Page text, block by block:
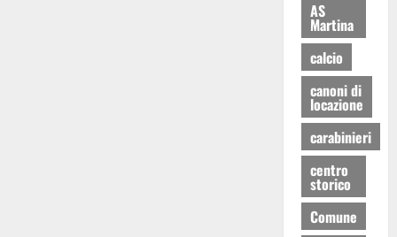
AS
Martina
calcio
canoni di
locazione
carabinieri
centro
storico
Comune